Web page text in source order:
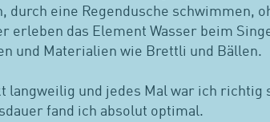
durch eine Regendusche schwimmen,
erleben das Element Wasser beim
und Materialien wie Brettli und Bällen.
langweilig und jedes Mal war ich
fand ich absolut optimal.